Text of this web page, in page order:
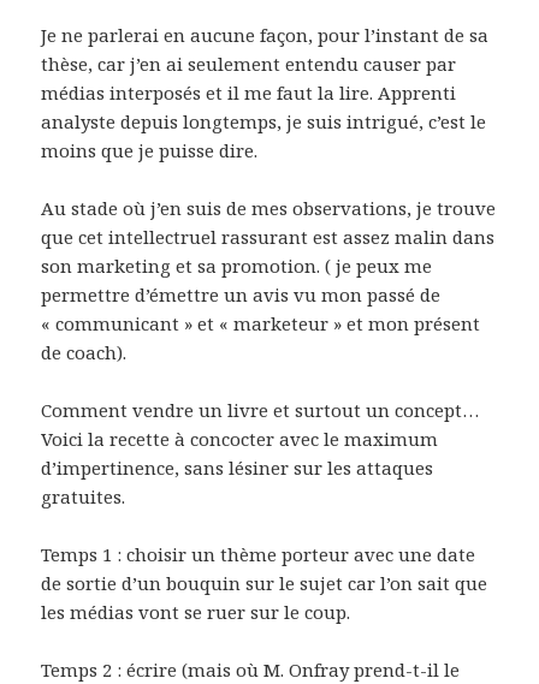
Je ne parlerai en aucune façon, pour l’instant de sa
thèse, car j’en ai seulement entendu causer par
médias interposés et il me faut la lire. Apprenti
analyste depuis longtemps, je suis intrigué, c’est le
moins que je puisse dire.
Au stade où j’en suis de mes observations, je trouve
que cet intellectruel rassurant est assez malin dans
son marketing et sa promotion. ( je peux me
permettre d’émettre un avis vu mon passé de
« communicant » et « marketeur » et mon présent
de coach).
Comment vendre un livre et surtout un concept…
Voici la recette à concocter avec le maximum
d’impertinence, sans lésiner sur les attaques
gratuites.
Temps 1 : choisir un thème porteur avec une date
de sortie d’un bouquin sur le sujet car l’on sait que
les médias vont se ruer sur le coup.
Temps 2 : écrire (mais où M. Onfray prend-t-il le